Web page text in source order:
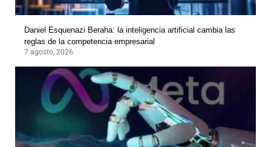
Daniel Esquenazi Beraha: la inteligencia artificial cambia las
reglas de la competencia empresarial
7 agosto, 2026